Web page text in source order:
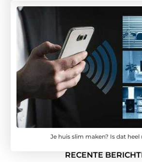
Je huis slim maken? Is dat heel
RECENTE